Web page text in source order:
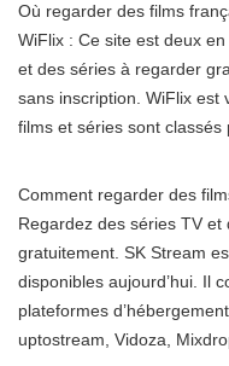
Où regarder des films
WiFlix : Ce site est deux
et des séries à regarder
sans inscription. WiFlix est
films et séries sont classés
Comment regarder des
Regardez des séries TV
gratuitement. SK Stream
disponibles aujourd’hui. Il
plateformes
uptostream, Vidoza,